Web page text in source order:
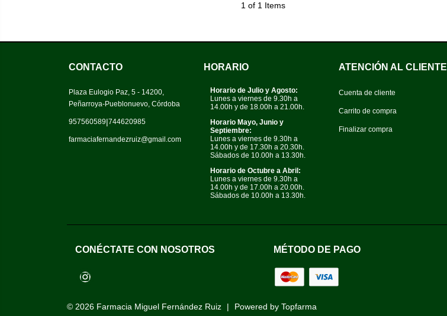
1 of 1 Items
CONTACTO
Plaza Eulogio Paz, 5 - 14200,
Peñarroya-Pueblonuevo, Córdoba
957560589|744620985
farmaciafernandezruiz@gmail.com
HORARIO
Horario de Julio y Agosto:
Lunes a viernes de 9.30h a
14.00h y de 18.00h a 21.00h.
Horario Mayo, Junio y
Septiembre:
Lunes a viernes de 9.30h a
14.00h y de 17.30h a 20.30h.
Sábados de 10.00h a 13.30h.
Horario de Octubre a Abril:
Lunes a viernes de 9.30h a
14.00h y de 17.00h a 20.00h.
Sábados de 10.00h a 13.30h.
ATENCIÓN AL CLIENTE
Cuenta de cliente
Carrito de compra
Finalizar compra
CONÉCTATE CON NOSOTROS
Instagram
MÉTODO DE PAGO
© 2026 Farmacia Miguel Fernández Ruiz | Powered by Topfarma